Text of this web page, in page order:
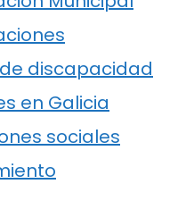
discapacidad
en Galicia
sociales